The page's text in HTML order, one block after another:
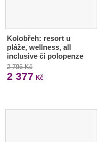
Kolobřeh: resort u
pláže, wellness, all
inclusive či polopenze
2 796 Kč
2 377 Kč